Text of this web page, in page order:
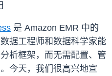
是 Amazon EMR 中的
据工程师和数据科学家能
析框架，而无需配置、管
今天，我们很高兴地宣